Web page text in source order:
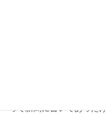
って新聞に書いてあった